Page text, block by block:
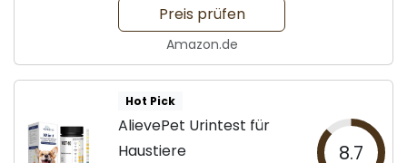
Preis prüfen
Amazon.de
Hot Pick
AlievePet Urintest für
Haustiere
8.7